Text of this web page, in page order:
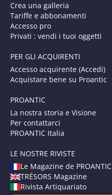
Crea una galleria
Tariffe e abbonamenti
Accesso pro
Privati : vendi i tuoi oggetti
PER GLI ACQUIRENTI
Accesso acquirente (Accedi)
Acquistare bene su Proantic
PROANTIC
La nostra storia e Visione
Per contattarci
PROANTIC Italia
LE NOSTRE RIVISTE
Le Magazine de PROANTIC
TRÉSORS Magazine
Rivista Artiquariato